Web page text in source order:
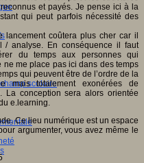
scolaire
et payés. Je pense ici à la
qui peut parfois nécessité des
lancement coûtera plus cher car il
/ analyse. En conséquence il faut
du temps aux personnes qui
ne me place pas ici dans des temps
qui peuvent être de l’ordre de la
totalement exonérées de
La conception sera alors orientée
e.learning.
Ce lieu numérique est un espace
argumenter, vous avez même le